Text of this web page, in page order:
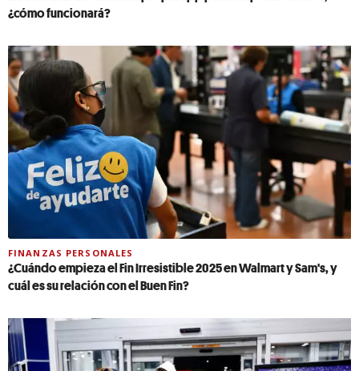
¿cómo funcionará?
FINANZAS PERSONALES
¿Cuándo empieza el Fin Irresistible 2025 en Walmart y Sam's, y
cuál es su relación con el Buen Fin?